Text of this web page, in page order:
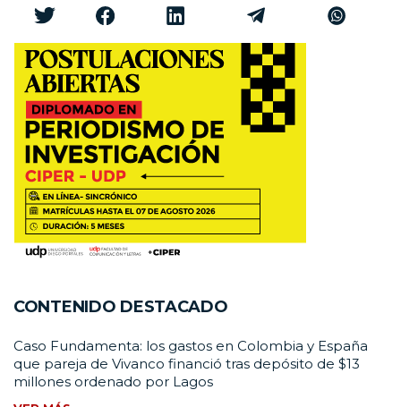
CONTENIDO DESTACADO
Caso Fundamenta: los gastos en Colombia y España
que pareja de Vivanco financió tras depósito de $13
millones ordenado por Lagos